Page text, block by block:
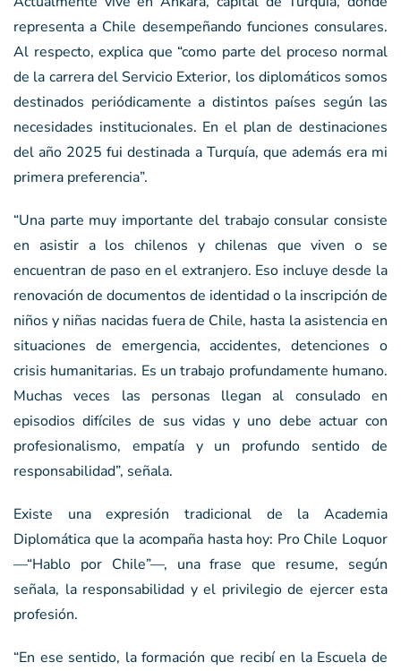
representa a Chile desempeñando funciones consulares.
Al respecto, explica que “como parte del proceso normal
de la carrera del Servicio Exterior, los diplomáticos somos
destinados periódicamente a distintos países según las
necesidades institucionales. En el plan de destinaciones
del año 2025 fui destinada a Turquía, que además era mi
primera preferencia”.
“Una parte muy importante del trabajo consular consiste
en asistir a los chilenos y chilenas que viven o se
encuentran de paso en el extranjero. Eso incluye desde la
renovación de documentos de identidad o la inscripción de
niños y niñas nacidas fuera de Chile, hasta la asistencia en
situaciones de emergencia, accidentes, detenciones o
crisis humanitarias. Es un trabajo profundamente humano.
Muchas veces las personas llegan al consulado en
episodios difíciles de sus vidas y uno debe actuar con
profesionalismo, empatía y un profundo sentido de
responsabilidad”, señala.
Existe una expresión tradicional de la Academia
Diplomática que la acompaña hasta hoy: Pro Chile Loquor
—“Hablo por Chile”—, una frase que resume, según
señala, la responsabilidad y el privilegio de ejercer esta
profesión.
“En ese sentido, la formación que recibí en la Escuela de